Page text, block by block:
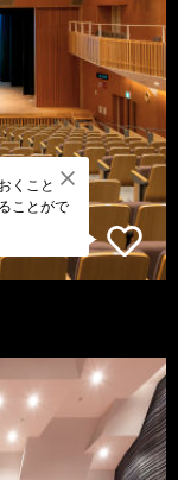
くこと
ことがで